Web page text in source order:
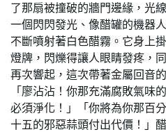
了那扇被撞破的牆門邊緣，光
一個閃閃發光、像醋罐的機器
不斷噴射著白色醋霧。它身上
燈牌，閃爍得讓人眼睛發疼，
再次響起，這次帶著金屬回音
「廖沾沾！你那充滿腐敗氣味
必須淨化！」「你將為你那百
十五的邪惡蒜頭付出代價！」